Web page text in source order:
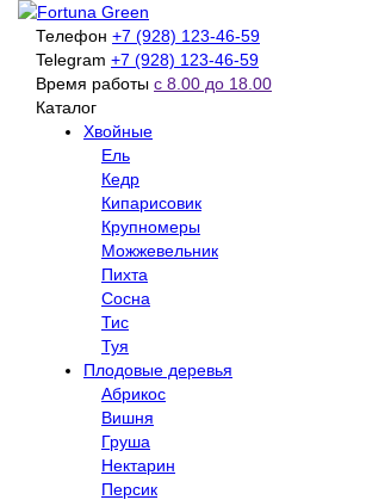
Телефон +7 (928) 123-46-59
Telegram +7 (928) 123-46-59
Время работы с 8.00 до 18.00
Каталог
Хвойные
Ель
Кедр
Кипарисовик
Крупномеры
Можжевельник
Пихта
Сосна
Тис
Туя
Плодовые деревья
Абрикос
Вишня
Груша
Нектарин
Персик